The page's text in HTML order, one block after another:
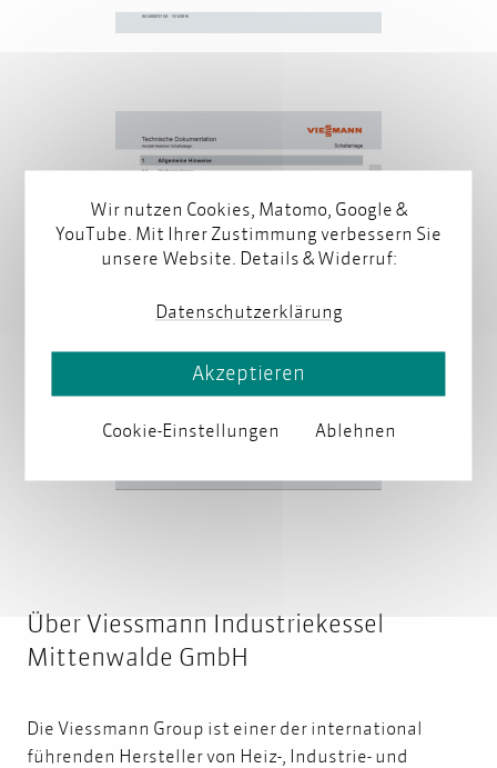
Über Viessmann Industriekessel
Mittenwalde GmbH
Die Viessmann Group ist einer der international
führenden Hersteller von Heiz-, Industrie- und
Wir nutzen Cookies, Matomo, Google &
YouTube. Mit Ihrer Zustimmung verbessern Sie
unsere Website. Details & Widerruf:
Datenschutzerklärung
Cookie-Einstellungen Ablehnen
Akzeptieren